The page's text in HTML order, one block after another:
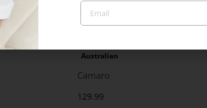
Australian
Camaro
129.99